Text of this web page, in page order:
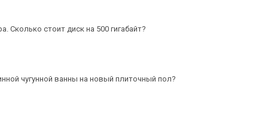
Сколько стоит диск на 500 гигабайт?
чугунной ванны на новый плиточный пол?